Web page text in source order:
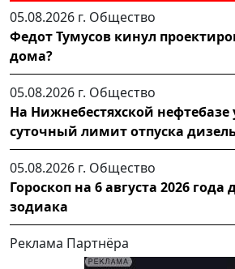
05.08.2026 г. Общество
Федот Тумусов кинул
дома?
05.08.2026 г. Общество
На Нижнебестяхской нефтебазе
суточный лимит отпуска
05.08.2026 г. Общество
Гороскоп на 6 августа 2026 года
зодиака
Реклама Партнёра